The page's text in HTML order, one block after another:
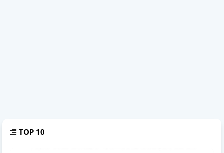
TOP 10